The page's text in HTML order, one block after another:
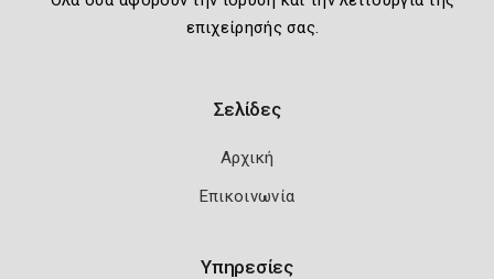
επιχείρησής σας.
Σελίδες
Αρχική
Επικοινωνία
Υπηρεσίες